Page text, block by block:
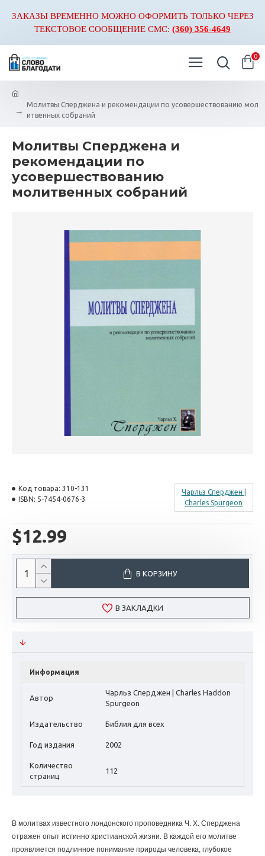
ЗАКАЗЫ ВРЕМЕННО МОЖНО ОФОРМИТЬ ТОЛЬКО ЧЕРЕЗ
ТЕКСТОВОЕ СООБЩЕНИЕ СМС: (360) 356-4649
0
Молитвы Сперджена и рекомендации по усовершествованию мол
итвенных собраний
Молитвы Сперджена и
рекомендации по
усовершествованию
молитвенных собраний
$12.99
Код товара: 310-131
ISBN: 5-7454-0676-3
Чарльз Сперджен |
Charles Spurgeon
В КОРЗИНУ
В ЗАКЛАДКИ
Информация
Автор
Чарльз Сперджен | Charles Haddon
Spurgeon
Издательство Библия для всех
Год издания 2002
Количество
страниц
112
В молитвах известного лондонского проповедника Ч. Х. Сперджена
отражен опыт истинно христианской жизни. В каждой его молитве
проявляется подлинное понимание природы человека, глубокое